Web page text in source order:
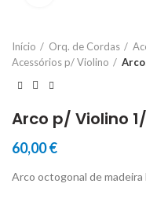
Início Orq. de Cordas
Acessórios p/ Violino
Arco p/ Violino
60,00€
Arco octogonal de madeira